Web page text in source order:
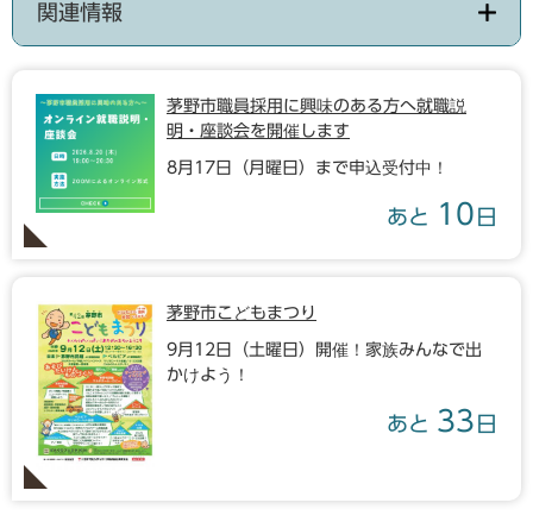
関連情報
茅野市職員採用に興味のある方へ就職説
明・座談会を開催します
8月17日（月曜日）まで申込受付中！
あと 10 日
茅野市こどもまつり
9月12日（土曜日）開催！家族みんなで出
かけよう！
あと 33 日